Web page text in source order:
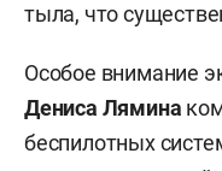
тыла, что
Особое внимание
Дениса Лямина
беспилотных